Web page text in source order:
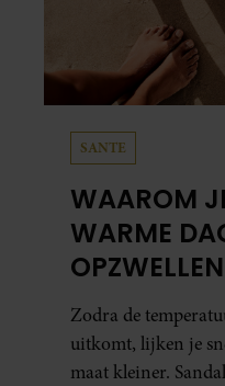
SANTE
WAAROM
WARME
ERAAN
Zodra de
uitkomt, lijken je
maat kleiner.